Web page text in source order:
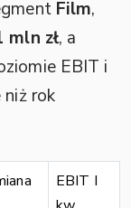
Film,
mln zł, a
EBIT i
niż rok
EBIT I